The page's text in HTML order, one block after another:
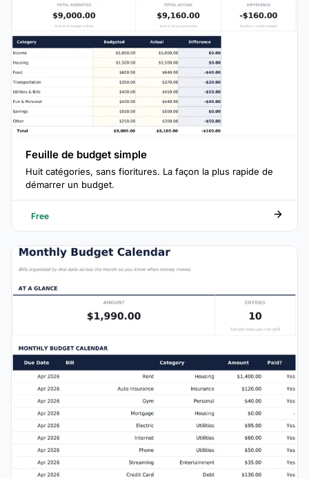
Feuille de budget simple
Huit catégories, sans fioritures. La façon la plus rapide de
démarrer un budget.
Free